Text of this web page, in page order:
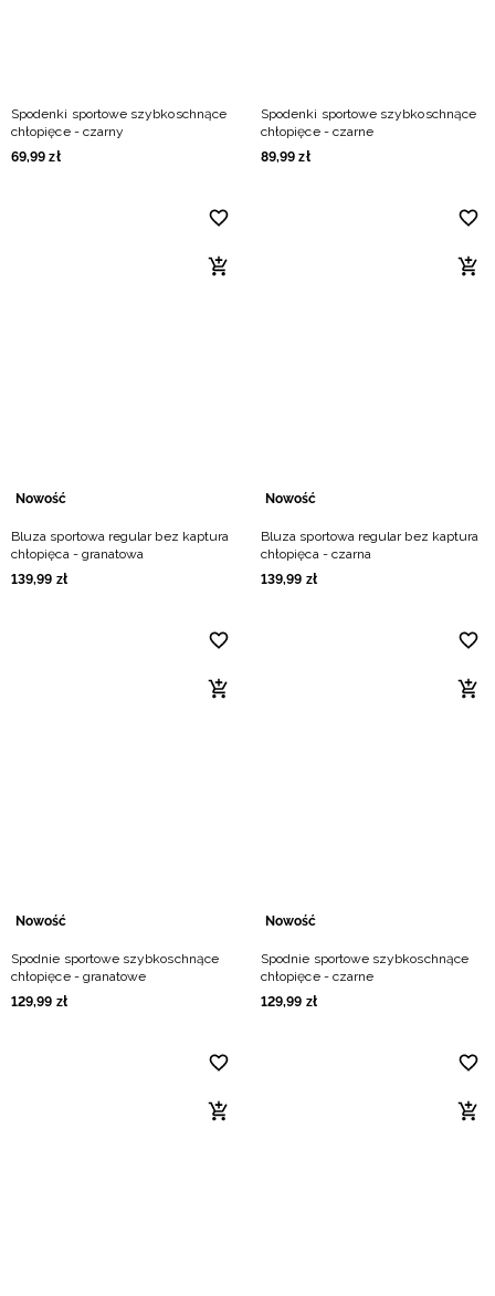
Spodenki sportowe szybkoschnące
chłopięce - czarny
69,99 zł
Spodenki sportowe szybkoschnące
chłopięce - czarne
89,99 zł
Nowość
Bluza sportowa regular bez kaptura
chłopięca - granatowa
139,99 zł
Nowość
Bluza sportowa regular bez kaptura
chłopięca - czarna
139,99 zł
Nowość
Spodnie sportowe szybkoschnące
chłopięce - granatowe
129,99 zł
Nowość
Spodnie sportowe szybkoschnące
chłopięce - czarne
129,99 zł